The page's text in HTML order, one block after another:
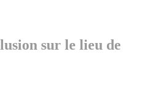
sur le lieu de